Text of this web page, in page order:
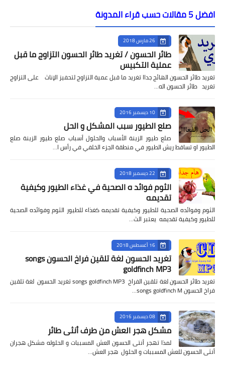
افضل 5 مقالات حسب قراء المدونة
26 مارس 2018
طائر الحسون / تغريد طائر الحسون التزاوج ما قبل
عملية التكبيس
تغريد طائر الحسون الهائج جداا تغريد ما قبل عمية التزاوج لتحفيز الإناث على التزاوج
تغريد طائر الحسون اله…
10 ديسمبر 2016
صلع الطيور سبب المشكل و الحل
صلع طيور الزينة الأسباب والحلول أسباب صلع طيور الزينة صلع
الطيور او تساقط ريش الطيور في منطقة الجزء الخلفي في رأس ا…
22 ديسمبر 2018
الثوم فوائد ه الصحية في غذاء الطيور وكيفية
تقديمه
الثوم وفوائده الصحية للطيور وكيفية تقديمه كغذاء للطيور الثوم وفوائده الصحية
للطيور وكيفية تقديمه يعتبر الث…
16 أغسطس 2018
تغريد الحسون لغة تلقين فراخ الحسون songs
goldfinch MP3
تغريد طائر الحسون لغة تلقين الفراخ songs goldfinch MP3 تغريد الحسون لغة تلقين
فراخ الحسون songs goldfinch M…
08 ديسمبر 2016
مشكل هجر العش من طرف أنثى طائر
لمذا تهجر أنتى الحسون العش المسببات و الحلوله مشكل هجران
أنثى الحسون للعش المسببات و الحلول هجر العش…